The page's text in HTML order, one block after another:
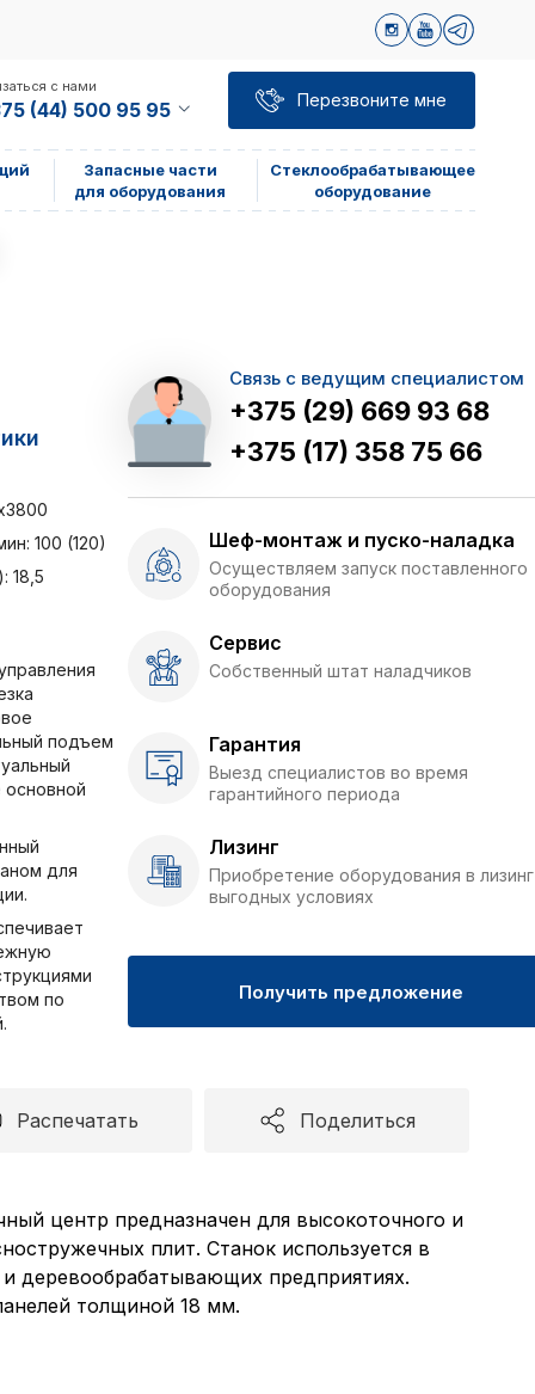
с нами
(44) 500 95 95 Перезвоните мне
Запасные части
для оборудования
Стеклообрабатывающее
оборудование
100 (120)
18,5
подъем
для
по
Связь с ведущим специалистом
+375 (29) 669 93 68
+375 (17) 358 75 66
Шеф-монтаж и пуско-наладка
Осуществляем запуск поставленного
оборудования
Сервис
Собственный штат наладчиков
Гарантия
Выезд специалистов во время
гарантийного периода
Лизинг
Приобретение оборудования в
выгодных условиях
Получить предложение
Распечатать Поделиться
центр предназначен для высокоточного и
плит. Станок используется в
деревообрабатывающих предприятиях.
толщиной 18 мм.